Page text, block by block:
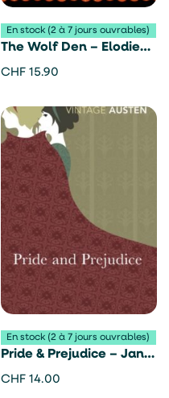
En stock (2 à 7 jours ouvrables)
The Wolf Den – Elodie
Harper
CHF 15.90
En stock (2 à 7 jours ouvrables)
Pride & Prejudice – Jane
Austen
CHF 14.00